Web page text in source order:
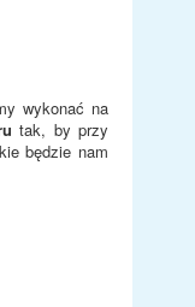
wykonać na
tak, by przy
będzie nam